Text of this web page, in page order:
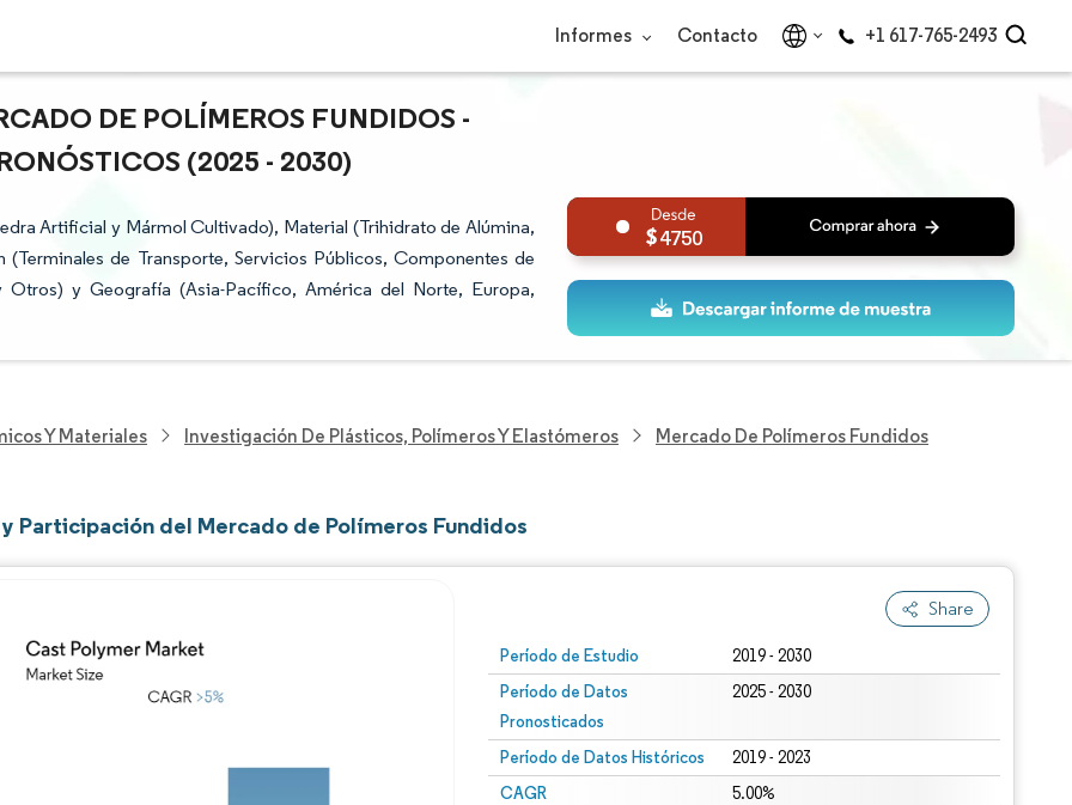
Informes Contacto +1 617-765-2493
DE POLÍMEROS FUNDIDOS -
(2025 - 2030)
Artificial y Mármol Cultivado), Material (Trihidrato de Alúmina,
de Transporte, Servicios Públicos, Componentes de
y Geografía (Asia-Pacífico, América del Norte, Europa,
4750
Y Materiales Investigación De Plásticos, Polímeros Y Elastómeros Mercado De Polímeros Fundidos
y Participación del Mercado de Polímeros Fundidos
Share
Período de Estudio 2019 - 2030
Período de Datos
Pronosticados
2025 - 2030
Período de Datos Históricos 2019 - 2023
CAGR 5.00%